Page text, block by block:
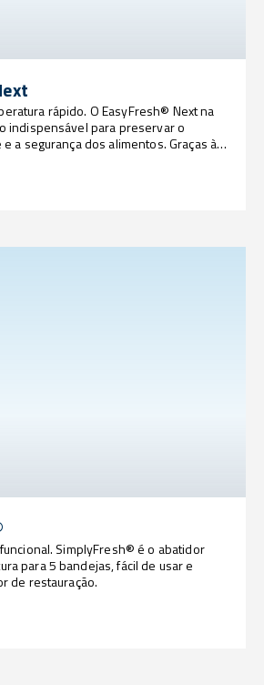
rápido. O EasyFresh® Next na
indispensável para preservar o
a segurança dos alimentos. Graças à
organolépticas permaneçam
de trabalho e reduz o
SimplyFresh® é o abatidor
para 5 bandejas, fácil de usar e
de restauração.